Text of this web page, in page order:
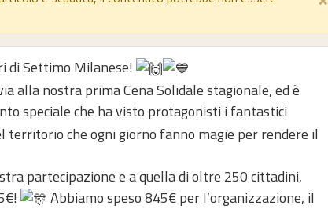
di Settimo Milanese!
alla nostra prima Cena Solidale stagionale, ed è
speciale che ha visto protagonisti i fantastici
territorio che ogni giorno fanno magie per rendere il
partecipazione e a quella di oltre 250 cittadini,
Abbiamo speso 845€ per l’organizzazione, il